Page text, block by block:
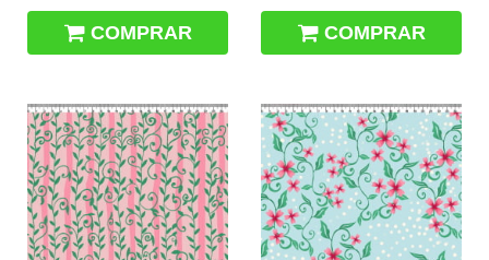
COMPRAR COMPRAR